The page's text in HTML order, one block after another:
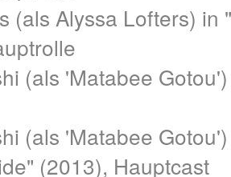
(als Alyssa Lofters) in
(als 'Matabee
(als 'Matabee
(2013), Hauptcast